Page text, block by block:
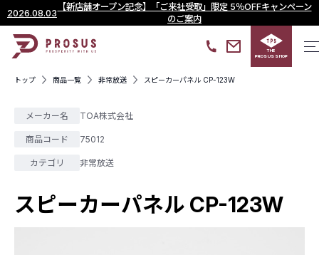
2026.08.03
【新店舗オープン記念】「ご来社受取」限定 5％OFFキャンペーン
のご案内
THE
PROSUS SHOP
トップ 商品一覧 非常放送 スピーカーパネル CP-123W
メーカー名 TOA株式会社
商品コード 75012
カテゴリ 非常放送
スピーカーパネル CP-123W